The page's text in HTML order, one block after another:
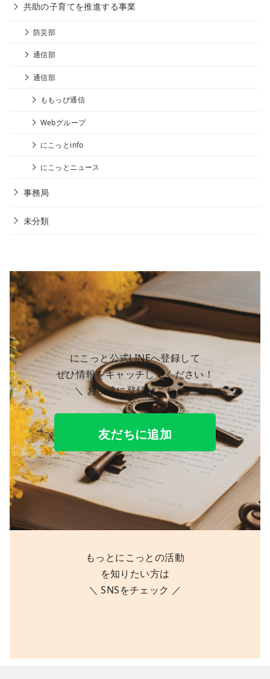
共助の子育てを推進する事業
防災部
通信部
通信部
ももっぴ通信
Webグループ
にこっとinfo
にこっとニュース
事務局
未分類
にこっと公式LINEへ登録して
ぜひ情報をキャッチしてください！
＼ お友達に登録はこちら／
友だちに追加
もっとにこっとの活動
を知りたい方は
＼ SNSをチェック ／